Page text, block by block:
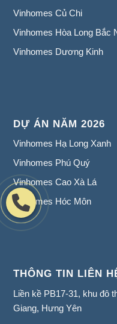
Vinhomes Củ Chi
Vinhomes Hòa Long Bắc
Vinhomes Dương Kinh
DỰ ÁN NĂM 2026
Vinhomes Hạ Long Xanh
Vinhomes Phú Quý
Vinhomes Cao Xà Lá
Vinhomes Hóc Môn
THÔNG TIN LIÊN
Liền kề PB17-31, khu đô
Giang, Hưng Yên